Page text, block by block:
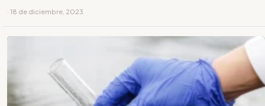
· 18 de diciembre, 2023